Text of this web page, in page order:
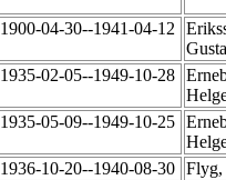
1900-04-30--1941-04-12
1935-02-05--1949-10-28
1935-05-09--1949-10-25
1936-10-20--1940-08-30